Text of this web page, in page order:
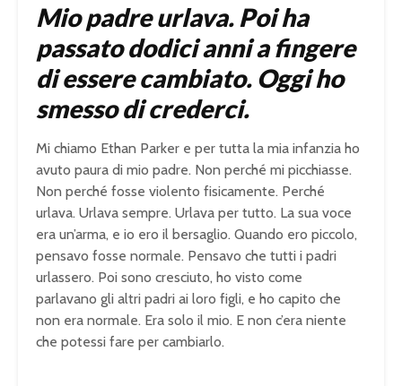
Mio padre urlava. Poi ha
passato dodici anni a fingere
di essere cambiato. Oggi ho
smesso di crederci.
Mi chiamo Ethan Parker e per tutta la mia infanzia ho
avuto paura di mio padre. Non perché mi picchiasse.
Non perché fosse violento fisicamente. Perché
urlava. Urlava sempre. Urlava per tutto. La sua voce
era un’arma, e io ero il bersaglio. Quando ero piccolo,
pensavo fosse normale. Pensavo che tutti i padri
urlassero. Poi sono cresciuto, ho visto come
parlavano gli altri padri ai loro figli, e ho capito che
non era normale. Era solo il mio. E non c’era niente
che potessi fare per cambiarlo.